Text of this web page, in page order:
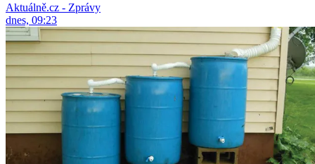
Aktuálně.cz - Zprávy
dnes, 09:23